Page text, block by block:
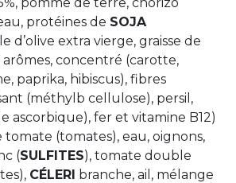
protéines de SOJA
d’olive extra vierge, graisse de
concentré (carotte,
paprika, hibiscus), fibres
(méthylb cellulose), persil,
ascorbique), fer et vitamine B12)
tomate (tomates), eau, oignons,
(SULFITES), tomate double
CÉLERI branche, ail, mélange